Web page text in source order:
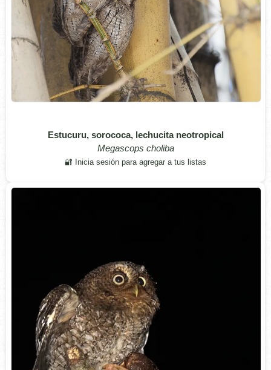
Estucuru, sorococa, lechucita neotropical
Megascops choliba
🔐 Inicia sesión para agregar a tus listas